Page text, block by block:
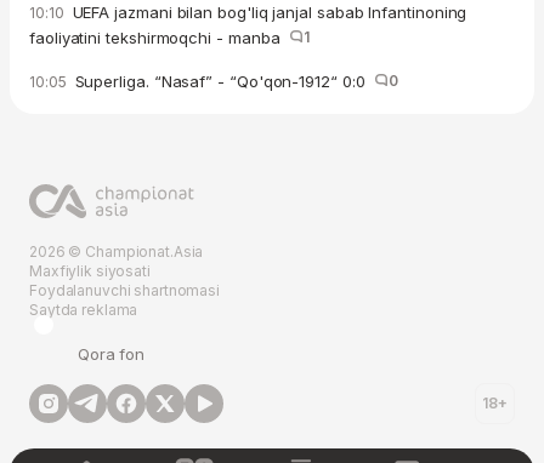
10:10 UEFA jazmani bilan bog'liq janjal sabab Infantinoning
faoliyatini tekshirmoqchi - manba
1
10:05 Superliga. “Nasaf” - “Qo'qon-1912“ 0:0 0
2026 © Championat.Asia
Maxfiylik siyosati
Foydalanuvchi shartnomasi
Saytda reklama
Qora fon
18+